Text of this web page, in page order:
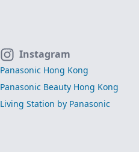
Instagram
Panasonic Hong Kong
Panasonic Beauty Hong Kong
Living Station by Panasonic